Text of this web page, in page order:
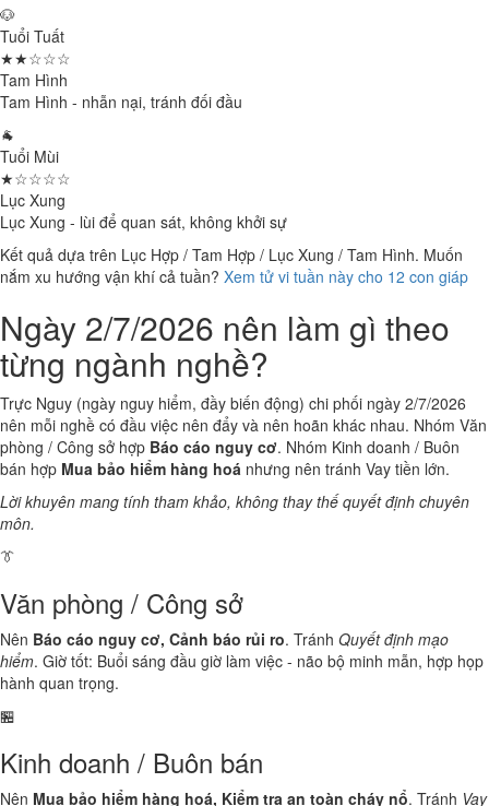
🐶
Tuổi Tuất
★★☆☆☆
Tam Hình
Tam Hình - nhẫn nại, tránh đối đầu
🐐
Tuổi Mùi
★☆☆☆☆
Lục Xung
Lục Xung - lùi để quan sát, không khởi sự
Kết quả dựa trên Lục Hợp / Tam Hợp / Lục Xung / Tam Hình. Muốn
nắm xu hướng vận khí cả tuần? Xem tử vi tuần này cho 12 con giáp
Ngày 2/7/2026 nên làm gì theo
từng ngành nghề?
Trực Nguy (ngày nguy hiểm, đầy biến động) chi phối ngày 2/7/2026
nên mỗi nghề có đầu việc nên đẩy và nên hoãn khác nhau. Nhóm Văn
phòng / Công sở hợp Báo cáo nguy cơ. Nhóm Kinh doanh / Buôn
bán hợp Mua bảo hiểm hàng hoá nhưng nên tránh Vay tiền lớn.
Lời khuyên mang tính tham khảo, không thay thế quyết định chuyên
môn.
👔
Văn phòng / Công sở
Nên Báo cáo nguy cơ, Cảnh báo rủi ro. Tránh Quyết định mạo
hiểm. Giờ tốt: Buổi sáng đầu giờ làm việc - não bộ minh mẫn, hợp họp
hành quan trọng.
🏪
Kinh doanh / Buôn bán
Nên Mua bảo hiểm hàng hoá, Kiểm tra an toàn cháy nổ. Tránh Vay